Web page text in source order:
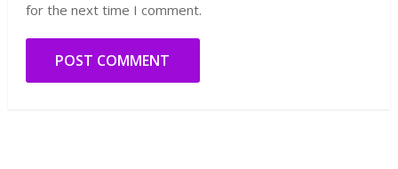
for the next time I comment.